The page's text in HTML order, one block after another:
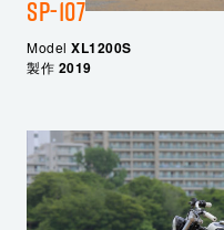
SP-107
Model XL1200S
製作 2019